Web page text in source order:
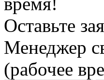
Оставьте
Менеджер
(рабочее